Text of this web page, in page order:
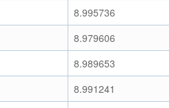
8.995736
8.979606
8.989653
8.991241